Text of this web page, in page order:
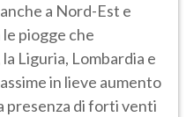
a Nord-Est e
piogge che
Liguria, Lombardia e
in lieve aumento
presenza di forti venti